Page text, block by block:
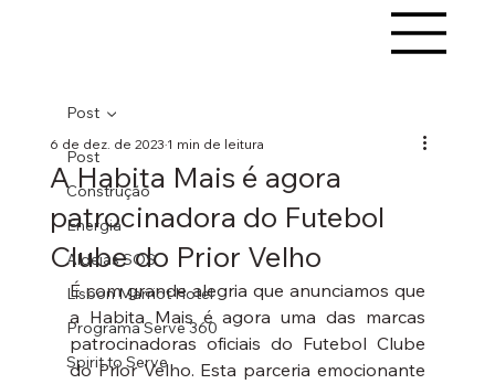
Post
Construção
Energia
Aldeias SOS
Lisbon Marriot Hotel
Programa Serve 360
Spirit to Serve
Post
A Habita Mais é agora
patrocinadora do Futebol
Clube do Prior Velho
6 de dez. de 20231 min de leitura
É com grande alegria que anunciamos que
a Habita Mais é agora uma das marcas
patrocinadoras oficiais do Futebol Clube
do Prior Velho. Esta parceria emocionante